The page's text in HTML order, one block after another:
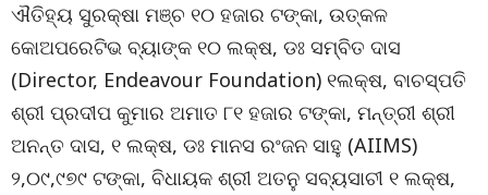
ଐତିହ୍ୟ ସୁରକ୍ଷା ମଞ୍ଚ ୧୦ ହଜାର ଟଙ୍କା, ଉତ୍କଳ
କୋଅପରେଟିଭ ବ୍ୟାଙ୍କ ୧୦ ଲକ୍ଷ, ଡଃ ସମ୍ବିତ ଦାସ
(Director, Endeavour Foundation) ୧ଲକ୍ଷ, ବାଚସ୍ପତି
ଶ୍ରୀ ପ୍ରଦୀପ କୁମାର ଅମାତ ୮୧ ହଜାର ଟଙ୍କା, ମନ୍ତ୍ରୀ ଶ୍ରୀ
ଅନନ୍ତ ଦାସ, ୧ ଲକ୍ଷ, ଡଃ ମାନସ ରଂଜନ ସାହୁ (AIIMS)
୨,୦୯,୯୭୯ ଟଙ୍କା, ବିଧାୟକ ଶ୍ରୀ ଅତନୁ ସବ୍ୟସାଚୀ ୧ ଲକ୍ଷ,